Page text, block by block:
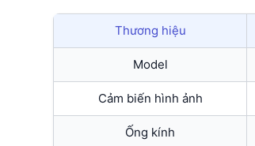
Thương hiệu
Model
Cảm biến hình ảnh
Ống kính